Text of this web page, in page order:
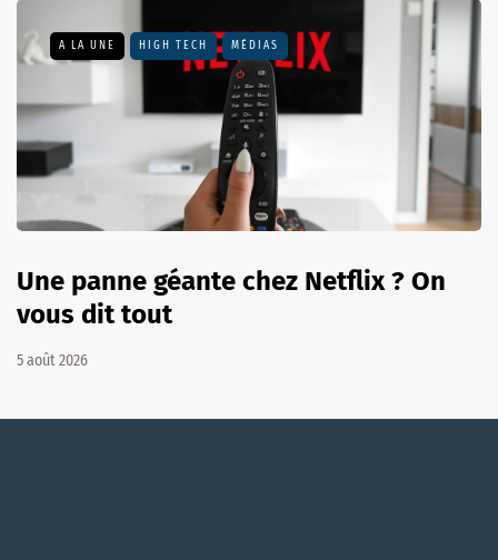
A LA UNE HIGH TECH MÉDIAS
Une panne géante chez Netflix ? On
vous dit tout
5 août 2026